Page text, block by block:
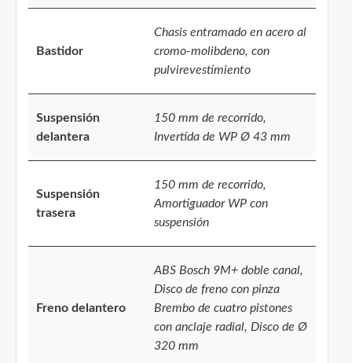
Bastidor
Chasis entramado en acero al
cromo-molibdeno, con
pulvirevestimiento
Suspensión
delantera
150 mm de recorrido,
Invertida de WP Ø 43 mm
Suspensión
trasera
150 mm de recorrido,
Amortiguador WP con
suspensión
Freno delantero
ABS Bosch 9M+ doble canal,
Disco de freno con pinza
Brembo de cuatro pistones
con anclaje radial, Disco de Ø
320 mm